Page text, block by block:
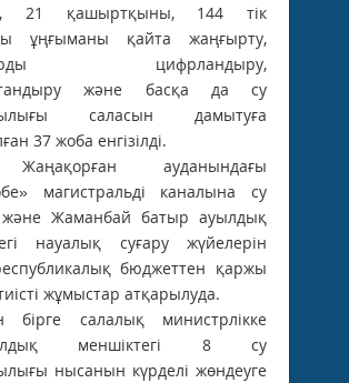
21 қашыртқыны, 144 тік
ұңғыманы қайта жаңғырту,
цифрландыру,
және басқа да су
саласын дамытуға
37 жоба енгізілді.
ауданындағы
магистральді каналына су
және Жаманбай батыр ауылдық
науалық суғару жүйелерін
бюджеттен қаржы
жұмыстар атқарылуда.
бірге салалық министрлікке
меншіктегі 8 су
нысанын күрделі жөндеуге